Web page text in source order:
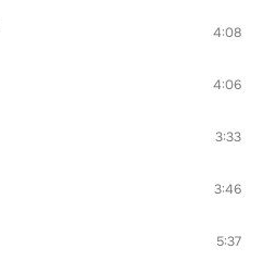
4:08
4:06
3:33
3:46
5:37